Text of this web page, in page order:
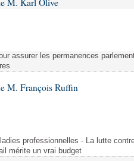
M. Karl Olive
assurer les permanences
M. François Ruffin
professionnelles - La lutte
mérite un vrai budget